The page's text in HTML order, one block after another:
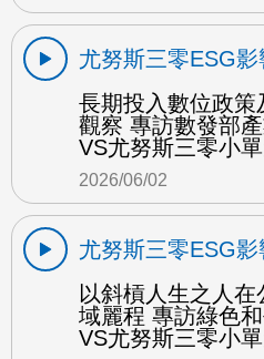
尤努斯三零ESG
長期投入數位政策
觀察 專訪數發部
VS尤努斯三零小
2026/06/02
尤努斯三零ESG
以斜槓人生之人
域麗程 專訪綠色
VS尤努斯三零小